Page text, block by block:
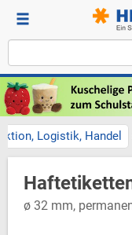
Logistik, Handel
ø 32 mm,